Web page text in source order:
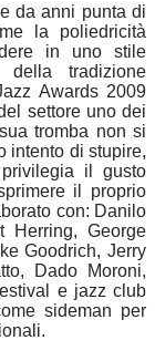
da anni punta di
la poliedricità
in uno stile
tradizione
Awards 2009
settore uno dei
tromba non si
intento di stupire,
il gusto
il proprio
con: Danilo
Herring, George
Goodrich, Jerry
Dado Moroni,
e jazz club
sideman per